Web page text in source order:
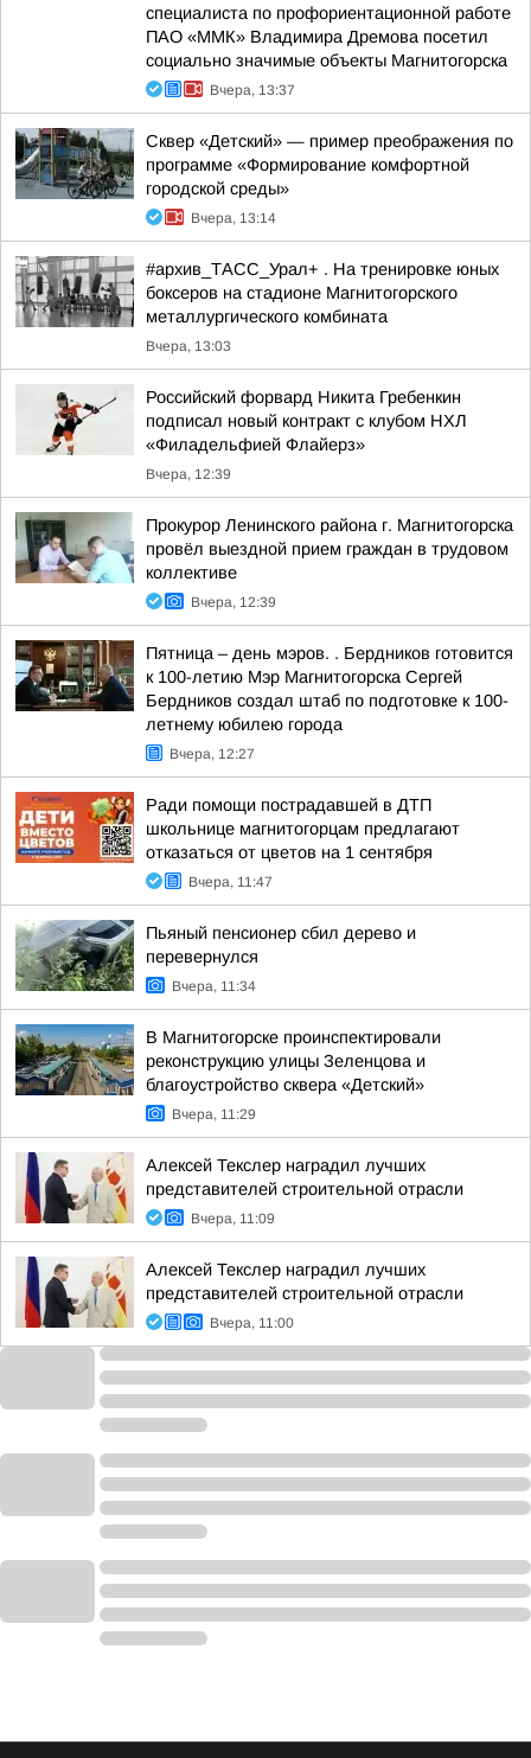
специалиста по профориентационной работе
ПАО «ММК» Владимира Дремова посетил
социально значимые объекты Магнитогорска
Вчера, 13:37
Сквер «Детский» — пример преображения по
программе «Формирование комфортной
городской среды»
Вчера, 13:14
#архив_ТАСС_Урал+ . На тренировке юных
боксеров на стадионе Магнитогорского
металлургического комбината
Вчера, 13:03
Российский форвард Никита Гребенкин
подписал новый контракт с клубом НХЛ
«Филадельфией Флайерз»
Вчера, 12:39
Прокурор Ленинского района г. Магнитогорска
провёл выездной прием граждан в трудовом
коллективе
Вчера, 12:39
Пятница – день мэров. . Бердников готовится
к 100-летию Мэр Магнитогорска Сергей
Бердников создал штаб по подготовке к 100-
летнему юбилею города
Вчера, 12:27
Ради помощи пострадавшей в ДТП
школьнице магнитогорцам предлагают
отказаться от цветов на 1 сентября
Вчера, 11:47
Пьяный пенсионер сбил дерево и
перевернулся
Вчера, 11:34
В Магнитогорске проинспектировали
реконструкцию улицы Зеленцова и
благоустройство сквера «Детский»
Вчера, 11:29
Алексей Текслер наградил лучших
представителей строительной отрасли
Вчера, 11:09
Алексей Текслер наградил лучших
представителей строительной отрасли
Вчера, 11:00